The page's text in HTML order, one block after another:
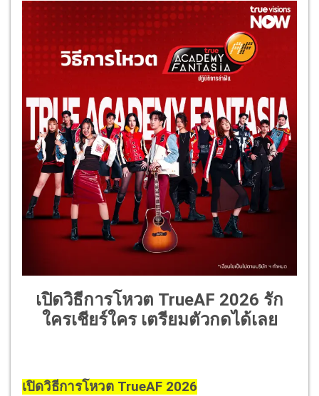
เปิดวิธีการโหวต TrueAF 2026 รัก
ใครเชียร์ใคร เตรียมตัวกดได้เลย
เปิดวิธีการโหวต TrueAF 2026